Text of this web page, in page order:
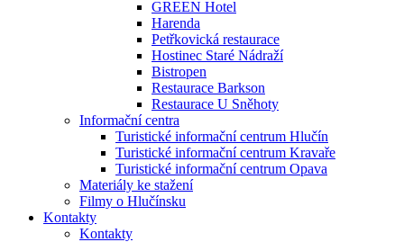
GREEN Hotel
Harenda
Petřkovická restaurace
Hostinec Staré Nádraží
Bistropen
Restaurace Barkson
Restaurace U Sněhoty
Informační centra
Turistické informační centrum Hlučín
Turistické informační centrum Kravaře
Turistické informační centrum Opava
Materiály ke stažení
Filmy o Hlučínsku
Kontakty
Kontakty